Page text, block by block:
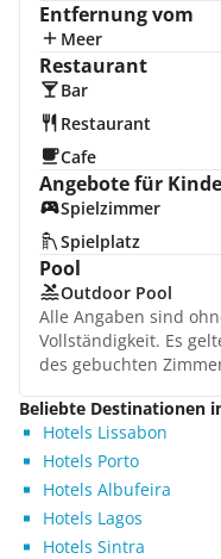
Entfernung vom
Meer
Restaurant
Bar
Restaurant
Cafe
Angebote für
Spielzimmer
Spielplatz
Pool
Outdoor Pool
Alle Angaben sind
Vollständigkeit. Es
des gebuchten
Beliebte Destinationen
Hotels Lissabon
Hotels Porto
Hotels Albufeira
Hotels Lagos
Hotels Sintra